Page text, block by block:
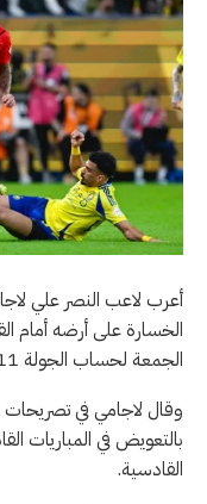
أعرب لاعب النصر علي
الجمعة لحساب الجولة 11 من دوري روشن للمحترفين.
وقال لاجامي في تصريحات
بالتعويض في المباريات
القادسية.